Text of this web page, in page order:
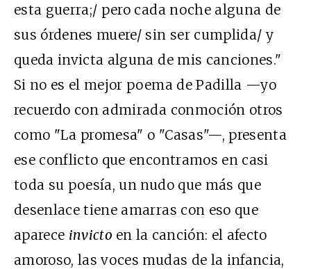
esta guerra;/ pero cada noche alguna de
sus órdenes muere/ sin ser cumplida/ y
queda invicta alguna de mis canciones."
Si no es el mejor poema de Padilla —yo
recuerdo con admirada conmoción otros
como "La promesa" o "Casas"—, presenta
ese conflicto que encontramos en casi
toda su poesía, un nudo que más que
desenlace tiene amarras con eso que
aparece invicto en la canción: el afecto
amoroso, las voces mudas de la infancia,